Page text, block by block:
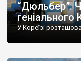
“Дюльбер”.
геніального
У Кореїзі